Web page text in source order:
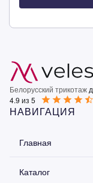
Белорусский трикотаж
4.9 из 5
НАВИГАЦИЯ
Главная
Каталог